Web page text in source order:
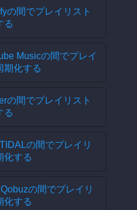
の間でプレイリスト
る
Musicの間でプレイ
期化する
の間でプレイリスト
る
の間でプレイリ
化する
の間でプレイリ
化する